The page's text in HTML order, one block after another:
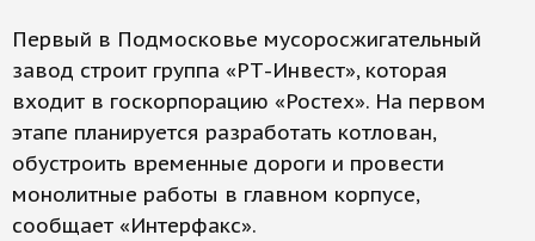
Первый в Подмосковье мусоросжигательный
завод строит группа «РТ-Инвест», которая
входит в госкорпорацию «Ростех». На первом
этапе планируется разработать котлован,
обустроить временные дороги и провести
монолитные работы в главном корпусе,
сообщает «Интерфакс».